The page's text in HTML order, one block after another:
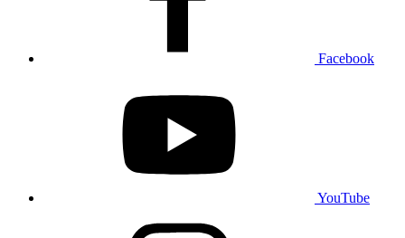
Facebook
YouTube